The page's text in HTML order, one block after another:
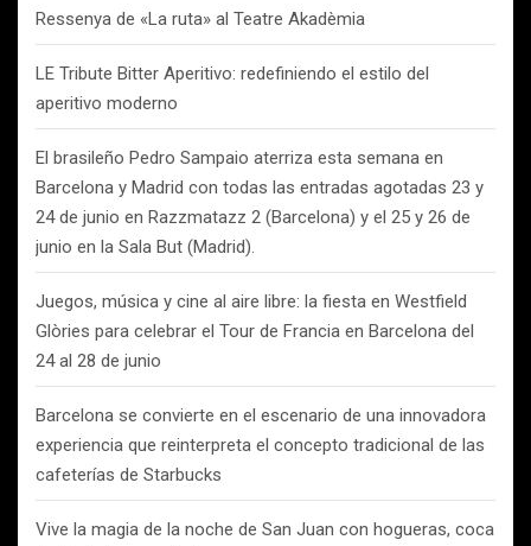
Ressenya de «La ruta» al Teatre Akadèmia
LE Tribute Bitter Aperitivo: redefiniendo el estilo del
aperitivo moderno
El brasileño Pedro Sampaio aterriza esta semana en
Barcelona y Madrid con todas las entradas agotadas 23 y
24 de junio en Razzmatazz 2 (Barcelona) y el 25 y 26 de
junio en la Sala But (Madrid).
Juegos, música y cine al aire libre: la fiesta en Westfield
Glòries para celebrar el Tour de Francia en Barcelona del
24 al 28 de junio
Barcelona se convierte en el escenario de una innovadora
experiencia que reinterpreta el concepto tradicional de las
cafeterías de Starbucks
Vive la magia de la noche de San Juan con hogueras, coca